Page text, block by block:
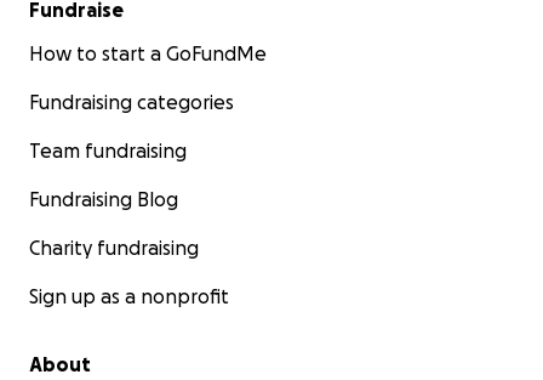
Fundraise
How to start a GoFundMe
Fundraising categories
Team fundraising
Fundraising Blog
Charity fundraising
Sign up as a nonprofit
About